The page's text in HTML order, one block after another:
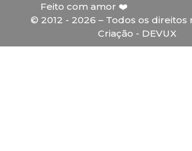
Feito com amor ❤️
© 2012 - 2026 – Todos os direitos
Criação - DEVUX